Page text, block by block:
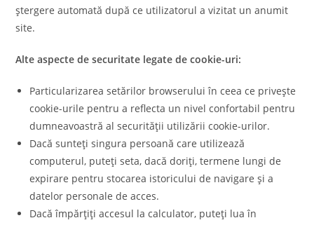
ștergere automată după ce utilizatorul a vizitat un anumit
site.
Alte aspecte de securitate legate de cookie-uri:
Particularizarea setărilor browserului în ceea ce privește
cookie-urile pentru a reflecta un nivel confortabil pentru
dumneavoastră al securității utilizării cookie-urilor.
Dacă sunteți singura persoană care utilizează
computerul, puteți seta, dacă doriți, termene lungi de
expirare pentru stocarea istoricului de navigare și a
datelor personale de acces.
Dacă împărțiți accesul la calculator, puteți lua în